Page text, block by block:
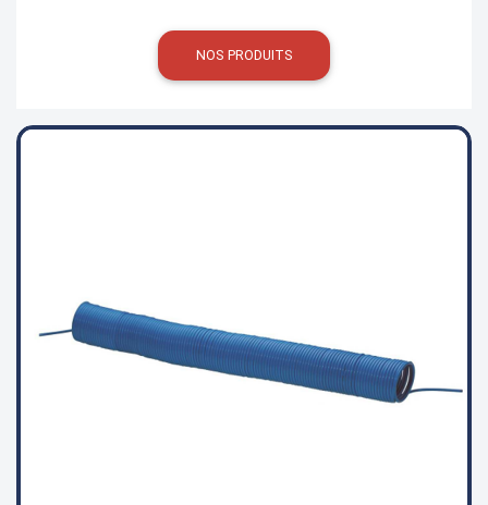
NOS PRODUITS